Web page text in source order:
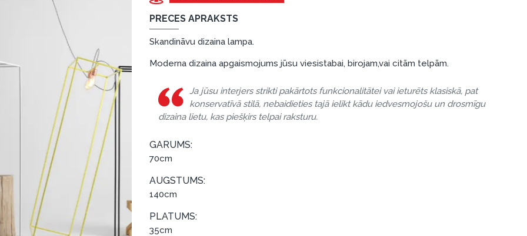
PRECES APRAKSTS
Skandināvu dizaina lampa.
Moderna dizaina apgaismojums jūsu viesistabai, birojam,vai citām telpām.
Ja jūsu interjers strikti pakārtots funkcionalitātei vai ieturēts klasiskā, pat
konservatīvā stilā, nebaidieties tajā ielikt kādu iedvesmojošu un drosmīgu
dizaina lietu, kas piešķirs telpai raksturu.
GARUMS:
70cm
AUGSTUMS:
140cm
PLATUMS:
35cm